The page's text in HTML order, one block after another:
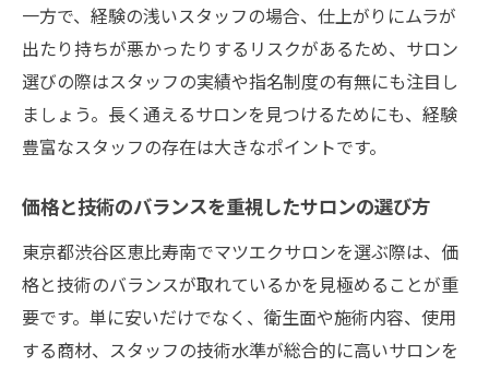
一方で、経験の浅いスタッフの場合、仕上がりにムラが
出たり持ちが悪かったりするリスクがあるため、サロン
選びの際はスタッフの実績や指名制度の有無にも注目し
ましょう。長く通えるサロンを見つけるためにも、経験
豊富なスタッフの存在は大きなポイントです。
価格と技術のバランスを重視したサロンの選び方
東京都渋谷区恵比寿南でマツエクサロンを選ぶ際は、価
格と技術のバランスが取れているかを見極めることが重
要です。単に安いだけでなく、衛生面や施術内容、使用
する商材、スタッフの技術水準が総合的に高いサロンを